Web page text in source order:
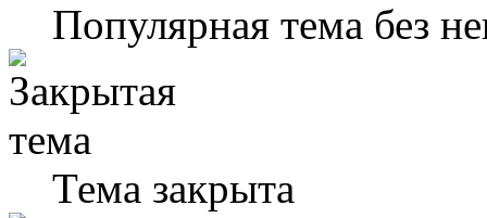
Популярная тема без
Тема закрыта